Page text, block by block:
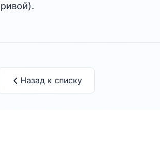
Назад к списку